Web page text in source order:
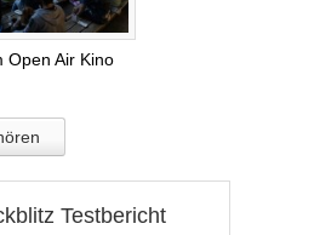
Open Air Kino
Testbericht